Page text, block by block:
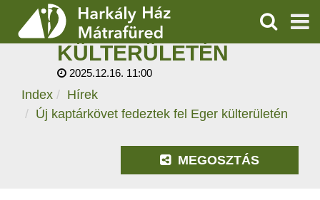
SZOLGÁLTATÁSOK
PROGRAMOK
KERESÉS
ÚJ KAPTÁRKÖVET
FEDEZTEK FEL EGER
KÜLTERÜLETÉN
2025.12.16. 11:00
Index
Hírek
Új kaptárkövet fedeztek fel Eger külterületén
MEGOSZTÁS